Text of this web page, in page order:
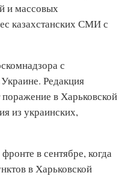
и массовых
казахстанских СМИ с
с
Редакция
в Харьковской
из украинских,
в сентябре, когда
в Харьковской